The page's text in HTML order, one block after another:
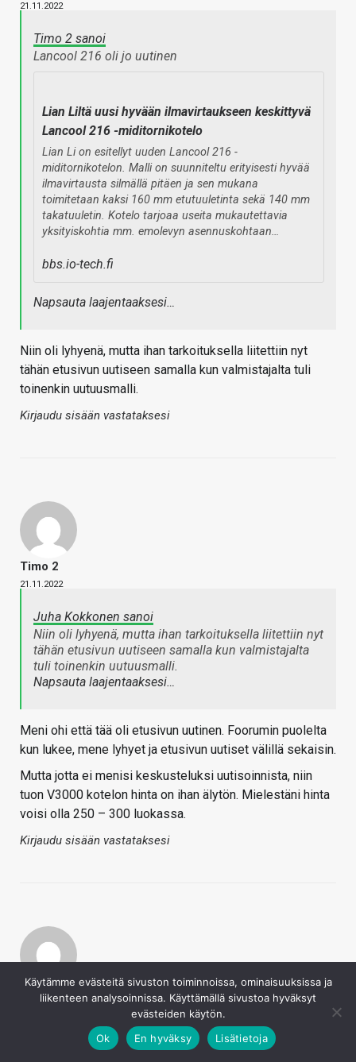
21.11.2022
Timo 2 sanoi
Lancool 216 oli jo uutinen
Lian Liltä uusi hyvään ilmavirtaukseen keskittyvä
Lancool 216 -miditornikotelo
Lian Li on esitellyt uuden Lancool 216 -
miditornikotelon. Malli on suunniteltu erityisesti hyvää
ilmavirtausta silmällä pitäen ja sen mukana
toimitetaan kaksi 160 mm etutuuletinta sekä 140 mm
takatuuletin. Kotelo tarjoaa useita mukautettavia
yksityiskohtia mm. emolevyn asennuskohtaan…
bbs.io-tech.fi
Napsauta laajentaaksesi…
Niin oli lyhyenä, mutta ihan tarkoituksella liitettiin nyt
tähän etusivun uutiseen samalla kun valmistajalta tuli
toinenkin uutuusmalli.
Kirjaudu sisään vastataksesi
Timo 2
21.11.2022
Juha Kokkonen sanoi
Niin oli lyhyenä, mutta ihan tarkoituksella liitettiin nyt
tähän etusivun uutiseen samalla kun valmistajalta
tuli toinenkin uutuusmalli.
Napsauta laajentaaksesi…
Meni ohi että tää oli etusivun uutinen. Foorumin puolelta
kun lukee, mene lyhyet ja etusivun uutiset välillä sekaisin.
Mutta jotta ei menisi keskusteluksi uutisoinnista, niin
tuon V3000 kotelon hinta on ihan älytön. Mielestäni hinta
voisi olla 250 – 300 luokassa.
Kirjaudu sisään vastataksesi
Marti77
Täys alumiinikotelosta joutuu usein maksamaan
Käytämme evästeitä sivuston toiminnoissa, ominaisuuksissa ja
liikenteen analysoinnissa. Käyttämällä sivustoa hyväksyt
evästeiden käytön.
Ok
En hyväksy Lisätietoja